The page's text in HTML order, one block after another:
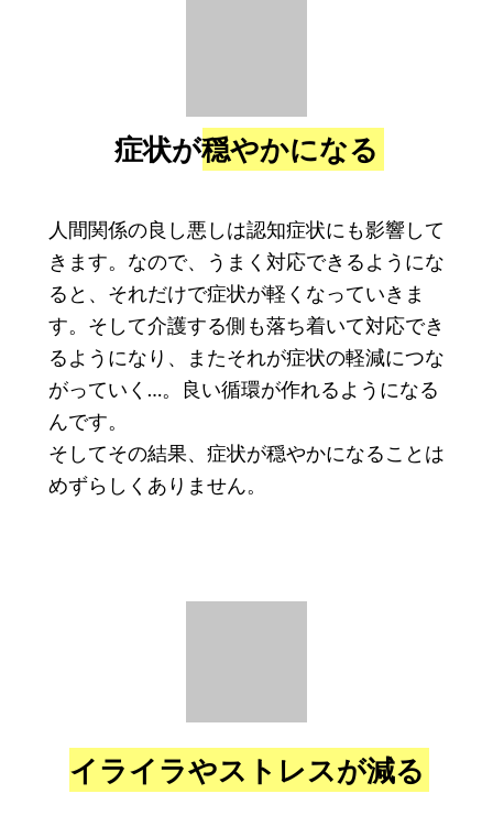
症状が穏やかになる
人間関係の良し悪しは認知症状にも影響して
きます。なので、うまく対応できるようにな
ると、それだけで症状が軽くなっていきま
す。そして介護する側も落ち着いて対応でき
るようになり、またそれが症状の軽減につな
がっていく…。良い循環が作れるようになる
んです。
そしてその結果、症状が穏やかになることは
めずらしくありません。
イライラやストレスが減る